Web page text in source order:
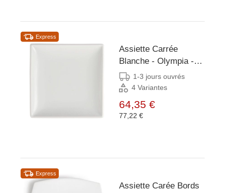
Express
Assiette Carrée
Blanche - Olympia -
140mm - 12 Pièces
1-3 jours ouvrés
4 Variantes
64,35 €
77,22 €
Express
Assiette Carée Bords